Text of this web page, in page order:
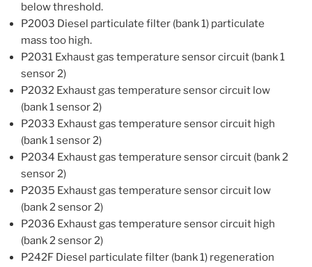
below threshold.
P2003 Diesel particulate filter (bank 1) particulate
mass too high.
P2031 Exhaust gas temperature sensor circuit (bank 1
sensor 2)
P2032 Exhaust gas temperature sensor circuit low
(bank 1 sensor 2)
P2033 Exhaust gas temperature sensor circuit high
(bank 1 sensor 2)
P2034 Exhaust gas temperature sensor circuit (bank 2
sensor 2)
P2035 Exhaust gas temperature sensor circuit low
(bank 2 sensor 2)
P2036 Exhaust gas temperature sensor circuit high
(bank 2 sensor 2)
P242F Diesel particulate filter (bank 1) regeneration